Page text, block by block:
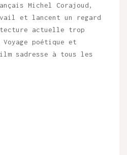
Michel Corajoud,
et lancent un regard
actuelle trop
poétique et
sadresse à tous les